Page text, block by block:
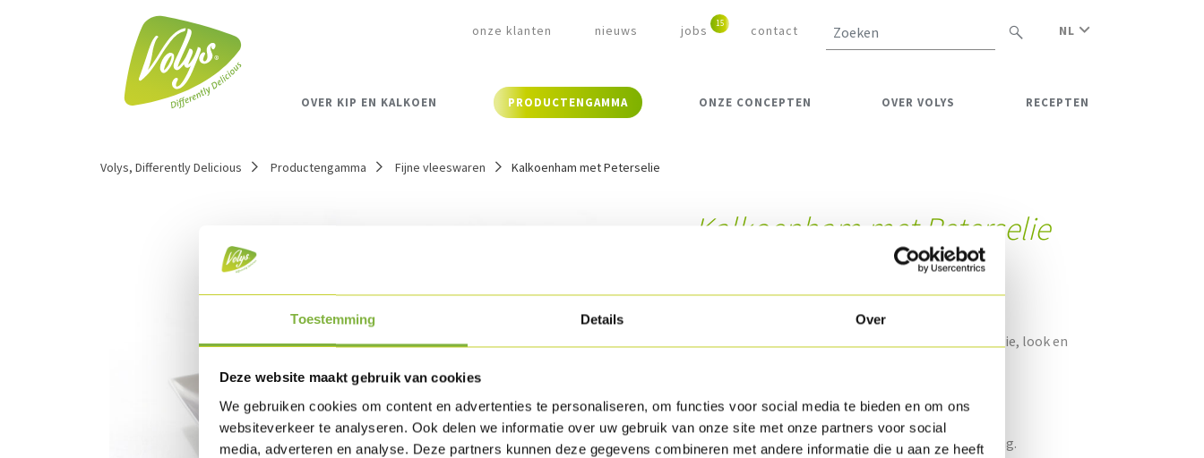
Toestemming Details Over
Deze website maakt gebruik van cookies
We gebruiken cookies om content en advertenties te personaliseren, om functies voor social media te bieden en om ons
websiteverkeer te analyseren. Ook delen we informatie over uw gebruik van onze site met onze partners voor social
media, adverteren en analyse. Deze partners kunnen deze gegevens combineren met andere informatie die u aan ze heeft
onze klanten nieuws jobs contact NL
OVER KIP EN KALKOEN PRODUCTENGAMMA ONZE CONCEPTEN OVER VOLYS RECEPTEN
Volys, Differently Delicious Productengamma Fijne vleeswaren Kalkoenham met Peterselie
Kalkoenham met Peterselie
Kalkoenbovendij, op smaak gebracht met peterselie, look en
Verpakking
Verkrijgbaar in bulkstuk en consumentenverpakking.